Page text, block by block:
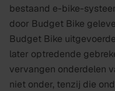
bestaand e-bike-
door Budget Bike
Budget Bike
later optredende
vervangen onderdelen
niet onder, tenzij die